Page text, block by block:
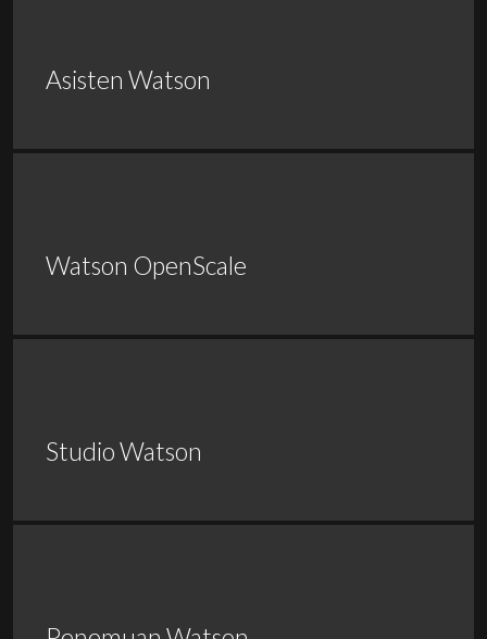
Asisten Watson
Watson OpenScale
Studio Watson